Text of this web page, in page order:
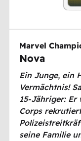
Marvel
Nova
Ein Junge, ein
Vermächtnis!
15-Jähriger: Er
Corps
seine Familie